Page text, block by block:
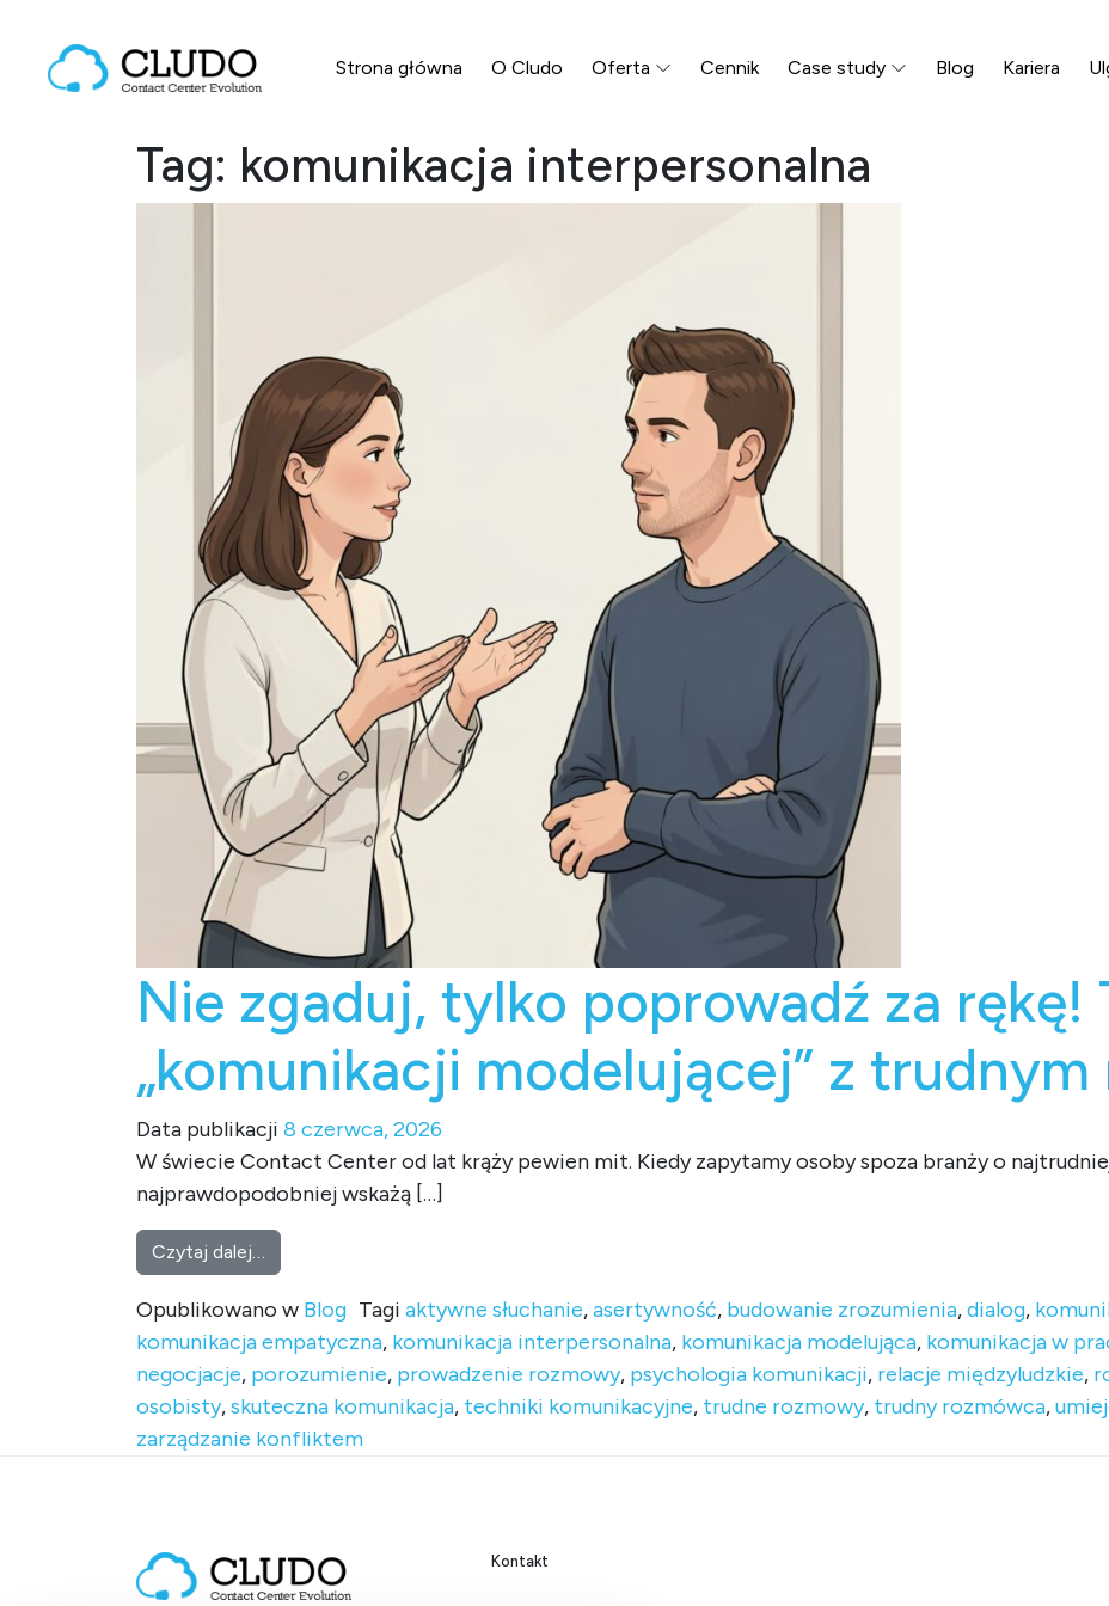
Main Navigation
Strona główna O Cludo Oferta Cennik Case study Blog Kariera
Tag: komunikacja interpersonalna
Nie zgaduj, tylko poprowadź za rękę!
„komunikacji modelującej” z
Data publikacji 8 czerwca, 2026
W świecie Contact Center od lat krąży pewien mit. Kiedy zapytamy osoby spoza branży o
najprawdopodobniej wskażą […]
Czytaj dalej…
Opublikowano w Blog Tagi aktywne słuchanie,asertywność, budowanie zrozumienia,dialog,
komunikacja empatyczna, komunikacja interpersonalna, komunikacja modelująca, komunikacja w
negocjacje, porozumienie, prowadzenie rozmowy, psychologia komunikacji, relacje międzyludzkie,
osobisty,skuteczna komunikacja, techniki komunikacyjne, trudne rozmowy, trudny rozmówca,
zarządzanie konfliktem
Kontakt